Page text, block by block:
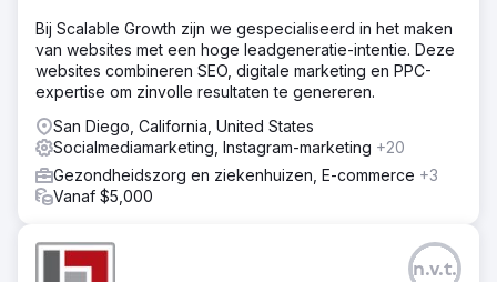
Bij Scalable Growth zijn we gespecialiseerd in het maken
van websites met een hoge leadgeneratie-intentie. Deze
websites combineren SEO, digitale marketing en PPC-
expertise om zinvolle resultaten te genereren.
San Diego, California, United States
Socialmediamarketing, Instagram-marketing +20
Gezondheidszorg en ziekenhuizen, E-commerce +3
Vanaf $5,000
n.v.t.